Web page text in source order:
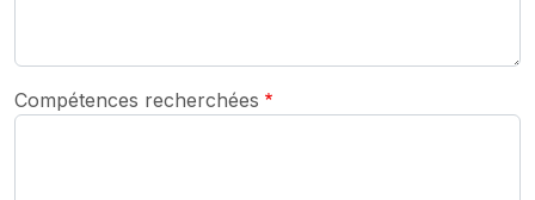
Compétences recherchées